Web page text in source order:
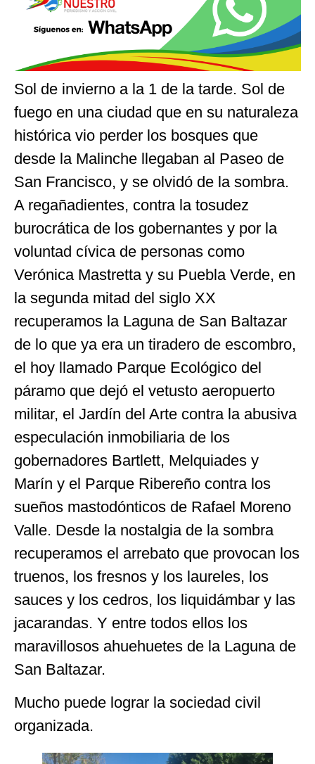
Sol de invierno a la 1 de la tarde. Sol de
fuego en una ciudad que en su naturaleza
histórica vio perder los bosques que
desde la Malinche llegaban al Paseo de
San Francisco, y se olvidó de la sombra.
A regañadientes, contra la tosudez
burocrática de los gobernantes y por la
voluntad cívica de personas como
Verónica Mastretta y su Puebla Verde, en
la segunda mitad del siglo XX
recuperamos la Laguna de San Baltazar
de lo que ya era un tiradero de escombro,
el hoy llamado Parque Ecológico del
páramo que dejó el vetusto aeropuerto
militar, el Jardín del Arte contra la abusiva
especulación inmobiliaria de los
gobernadores Bartlett, Melquiades y
Marín y el Parque Ribereño contra los
sueños mastodónticos de Rafael Moreno
Valle. Desde la nostalgia de la sombra
recuperamos el arrebato que provocan los
truenos, los fresnos y los laureles, los
sauces y los cedros, los liquidámbar y las
jacarandas. Y entre todos ellos los
maravillosos ahuehuetes de la Laguna de
San Baltazar.
Mucho puede lograr la sociedad civil
organizada.